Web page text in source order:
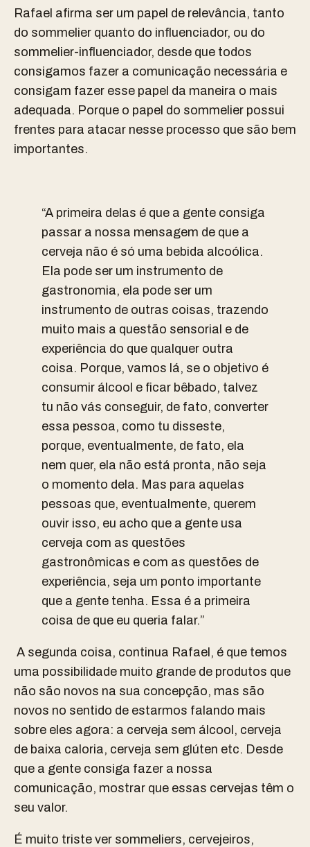
Rafael afirma ser um papel de relevância, tanto
do sommelier quanto do influenciador, ou do
sommelier-influenciador, desde que todos
consigamos fazer a comunicação necessária e
consigam fazer esse papel da maneira o mais
adequada. Porque o papel do sommelier possui
frentes para atacar nesse processo que são bem
importantes.
“A primeira delas é que a gente consiga
passar a nossa mensagem de que a
cerveja não é só uma bebida alcoólica.
Ela pode ser um instrumento de
gastronomia, ela pode ser um
instrumento de outras coisas, trazendo
muito mais a questão sensorial e de
experiência do que qualquer outra
coisa. Porque, vamos lá, se o objetivo é
consumir álcool e ficar bêbado, talvez
tu não vás conseguir, de fato, converter
essa pessoa, como tu disseste,
porque, eventualmente, de fato, ela
nem quer, ela não está pronta, não seja
o momento dela. Mas para aquelas
pessoas que, eventualmente, querem
ouvir isso, eu acho que a gente usa
cerveja com as questões
gastronômicas e com as questões de
experiência, seja um ponto importante
que a gente tenha. Essa é a primeira
coisa de que eu queria falar.”
A segunda coisa, continua Rafael, é que temos
uma possibilidade muito grande de produtos que
não são novos na sua concepção, mas são
novos no sentido de estarmos falando mais
sobre eles agora: a cerveja sem álcool, cerveja
de baixa caloria, cerveja sem glúten etc. Desde
que a gente consiga fazer a nossa
comunicação, mostrar que essas cervejas têm o
seu valor.
É muito triste ver sommeliers, cervejeiros,